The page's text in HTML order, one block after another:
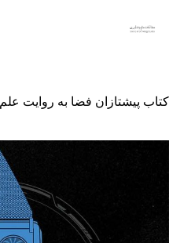
محتوا
کتاب پیشتازان فضا به روایت علم